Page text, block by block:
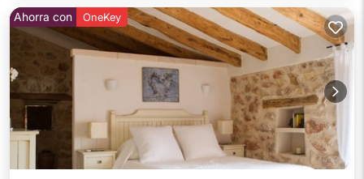
Ahorra con OneKey